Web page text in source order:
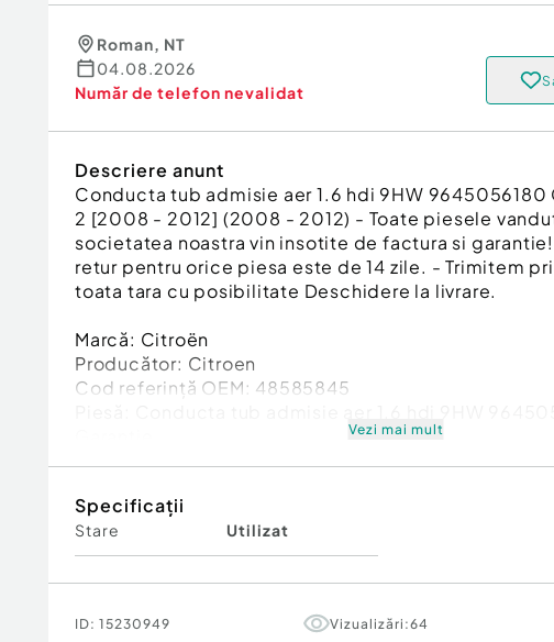
Roman, NT
04.08.2026
Număr de telefon nevalidat
Descriere anunt
Conducta tub admisie aer 1.6 hdi 9HW
2 [2008 - 2012] (2008 - 2012) - Toate piesele
societatea noastra vin insotite de factura si
retur pentru orice piesa este de 14 zile. - Trimitem
toata tara cu posibilitate Deschidere la livrare.
Marcă: Citroën
Producător: Citroen
Cod referinţă OEM: 48585845
Vezi mai mult
Specificații
Stare Utilizat
ID: 15230949 Vizualizări:64